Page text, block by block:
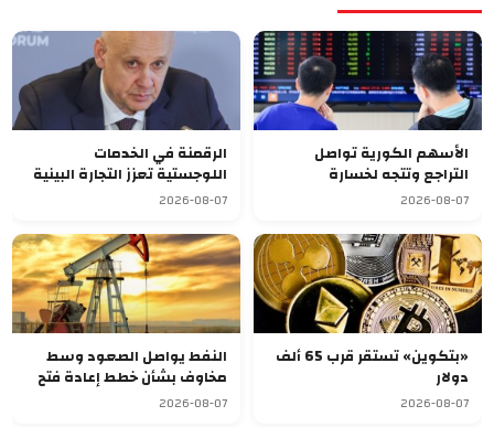
الأسهم الكورية تواصل
التراجع وتتجه لخسارة
أسبوعية سابعة
2026-08-07
الرقمنة في الخدمات
اللوجستية تعزز التجارة البينية
في الاتحاد الأوراسي
2026-08-07
«بتكوين» تستقر قرب 65 ألف
دولار
2026-08-07
النفط يواصل الصعود وسط
مخاوف بشأن خطط إعادة فتح
مضيق هرمز
2026-08-07